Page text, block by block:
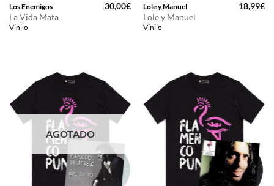
Los Enemigos
La Vida Mata
Vinilo
30,00€ Lole y Manuel
Lole y Manuel
Vinilo
18,99€
AGOTADO